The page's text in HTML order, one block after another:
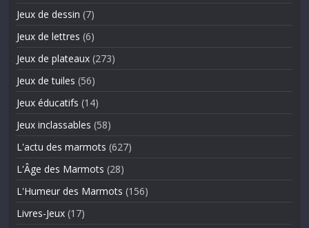
Jeux de dessin (7)
Jeux de lettres (6)
Jeux de plateaux (273)
Jeux de tuiles (56)
Jeux éducatifs (14)
Jeux inclassables (58)
L'actu des marmots (627)
L'Âge des Marmots (28)
L'Humeur des Marmots (156)
Livres-Jeux (17)